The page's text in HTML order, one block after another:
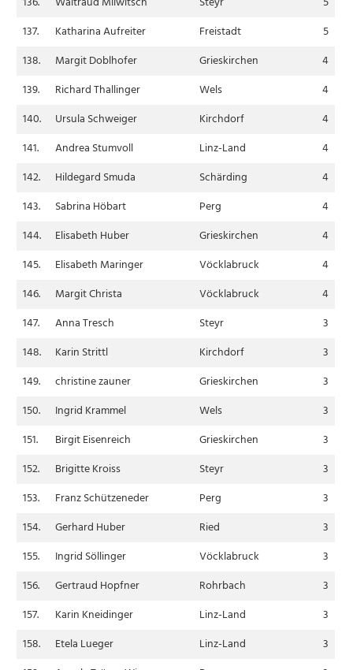
137.
Katharina Aufreiter Freistadt
5
138.
Margit Doblhofer Grieskirchen
4
139.
Richard Thallinger Wels
4
140.
Ursula Schweiger Kirchdorf
4
141.
Andrea Stumvoll Linz-Land
4
142.
Hildegard Smuda Schärding
4
143.
Sabrina Höbart Perg
4
144.
Elisabeth Huber Grieskirchen
4
145.
Elisabeth Maringer Vöcklabruck
4
146.
Margit Christa Vöcklabruck
4
147.
Anna Tresch Steyr
3
148.
Karin Strittl Kirchdorf
3
149.
christine zauner Grieskirchen
3
150.
Ingrid Krammel Wels
3
151.
Birgit Eisenreich Grieskirchen
3
152.
Brigitte Kroiss Steyr
3
153.
Franz Schützeneder Perg
3
154.
Gerhard Huber Ried
3
155.
Ingrid Söllinger Vöcklabruck
3
156.
Gertraud Hopfner Rohrbach
3
157.
Karin Kneidinger Linz-Land
3
158.
Etela Lueger Linz-Land
3